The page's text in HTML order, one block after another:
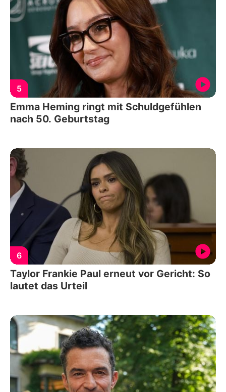
5
Emma Heming ringt mit Schuldgefühlen
nach 50. Geburtstag
6
Taylor Frankie Paul erneut vor Gericht: So
lautet das Urteil